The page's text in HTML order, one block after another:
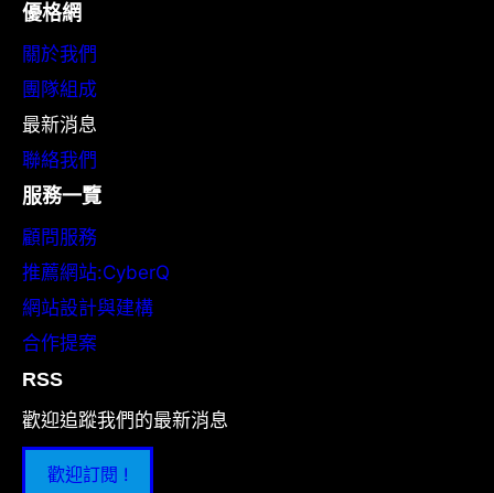
優格網
關於我們
團隊組成
最新消息
聯絡我們
服務一覽
顧問服務
推薦網站:CyberQ
網站設計與建構
合作提案
RSS
歡迎追蹤我們的最新消息
歡迎訂閱 !